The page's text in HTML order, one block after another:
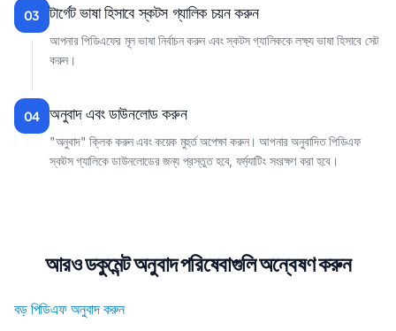
03 টার্গেট ভাষা হিসাবে স্কটস গ্যালিক চয়ন করুন
আপনার পিডিএফের মূল ভাষা নির্বাচন করুন এবং স্কটস গ্যালিককে লক্ষ্য ভাষা হিসাবে সেট
করুন।
04 অনুবাদ এবং ডাউনলোড করুন
"অনুবাদ" ক্লিক করুন এবং কয়েক মুহুর্ত অপেক্ষা করুন। আপনার অনুবাদিত পিডিএফ
স্কটস গ্যালিকে ডাউনলোডের জন্য প্রস্তুত হবে, ফর্ম্যাটিং সংরক্ষণ করা হবে।
আরও ডকুমেন্ট অনুবাদ পরিষেবাগুলি অন্বেষণ করুন
বড় পিডিএফ অনুবাদ করুন